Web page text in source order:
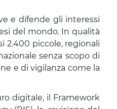
e difende gli interessi
del mondo. In qualità
2.400 piccole, regionali
senza scopo di
e di vigilanza come la
digitale, il Framework